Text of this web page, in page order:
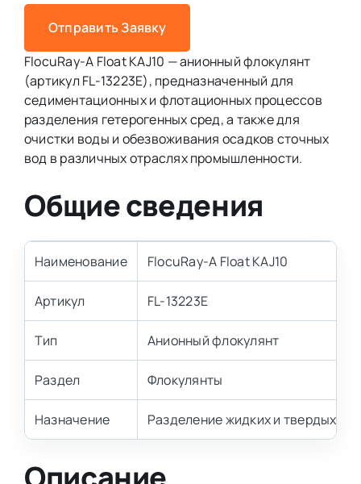
Отправить Заявку
FlocuRay-A Float KAJ10 — анионный флокулянт
(артикул FL-13223E), предназначенный для
седиментационных и флотационных процессов
разделения гетерогенных сред, а также для
очистки воды и обезвоживания осадков сточных
вод в различных отраслях промышленности.
Общие сведения
Наименование FlocuRay-A Float KAJ10
Артикул FL-13223E
Тип Анионный флокулянт
Раздел Флокулянты
Назначение Разделение жидких и твердых